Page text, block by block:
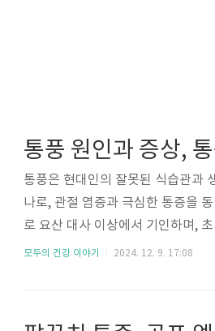
통풍 원인과 증상,
통풍은 현대인의 잘못된 식습관과
나로, 관절 염증과 극심한 통증을
로 요산 대사 이상에서 기인하며,
있습니다. 이를 예방하고 효과적으
모두의 건강 이야기 2024. 12. 9. 17:08